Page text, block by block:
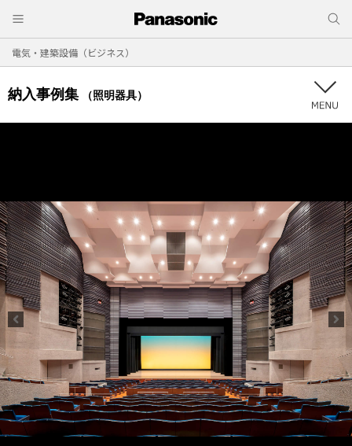
電気・建築設備（ビジネス）
納入事例集 （照明器具）